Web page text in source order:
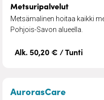
Metsuripalvelut
Metsämalinen hoitaa kaikki
Pohjois-Savon alueella.
Alk. 50,20 € / Tunti
AurorasCare–